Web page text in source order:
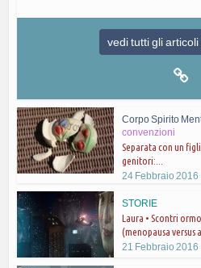
vedi tutti gli
Corpo Spirito
convenzioni
Separata con un
genitori:...
24 Febbraio 2016
STORIE
Laura • Scontri
(menopausa versus
21 Febbraio 2016